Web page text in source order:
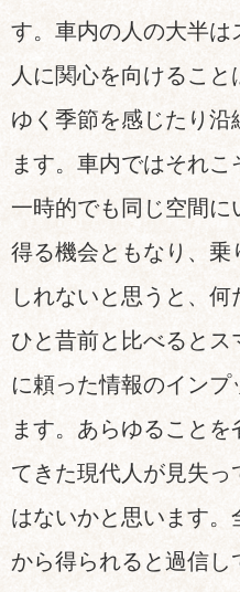
す。車内の人の大半
人に関心を向けるこ
ゆく季節を感じたり
ます。車内ではそれ
一時的でも同じ空間
得る機会ともなり、
しれないと思うと、
ひと昔前と比べると
に頼った情報のイン
ます。あらゆること
てきた現代人が見失
はないかと思います
から得られると過信